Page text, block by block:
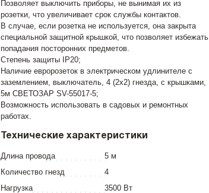
Позволяет выключить приборы, не вынимая их из
розетки, что увеличивает срок службы контактов.
В случае, если розетка не используется, она закрыта
специальной защитной крышкой, что позволяет избежать
попадания посторонних предметов.
Степень защиты IP20;
Наличие евророзеток в электрическом удлинителе с
заземлением, выключатель, 4 (2х2) гнезда, с крышками,
5м СВЕТОЗАР SV-55017-5;
Возможность использовать в садовых и ремонтных
работах.
Технические характеристики
Длина провода
5 м
Количество гнезд
4
Нагрузка
3500 Вт